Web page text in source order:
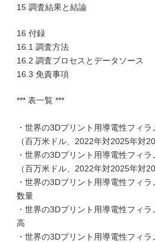
15 調査結果と結論
16 付録
16.1 調査方法
16.2 調査プロセスとデータソース
16.3 免責事項
*** 表一覧 ***
・世界の3Dプリント用導電性フィ
（百万米ドル、2022年対2025年対
・世界の3Dプリント用導電性フィ
（百万米ドル、2022年対2025年対
・世界の3Dプリント用導電性フィ
数量
・世界の3Dプリント用導電性フィ
高
・世界の3Dプリント用導電性フィ